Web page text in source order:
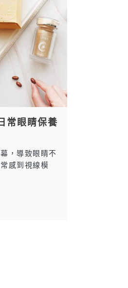
常眼睛保養
，導致眼睛不
感到視線模